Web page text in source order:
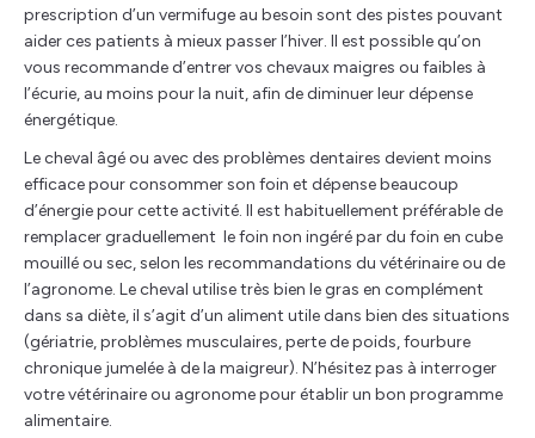
prescription d’un vermifuge au besoin sont des pistes pouvant
aider ces patients à mieux passer l’hiver. Il est possible qu’on
vous recommande d’entrer vos chevaux maigres ou faibles à
l’écurie, au moins pour la nuit, afin de diminuer leur dépense
énergétique.
Le cheval âgé ou avec des problèmes dentaires devient moins
efficace pour consommer son foin et dépense beaucoup
d’énergie pour cette activité. Il est habituellement préférable de
remplacer graduellement le foin non ingéré par du foin en cube
mouillé ou sec, selon les recommandations du vétérinaire ou de
l’agronome. Le cheval utilise très bien le gras en complément
dans sa diète, il s’agit d’un aliment utile dans bien des situations
(gériatrie, problèmes musculaires, perte de poids, fourbure
chronique jumelée à de la maigreur). N’hésitez pas à interroger
votre vétérinaire ou agronome pour établir un bon programme
alimentaire.